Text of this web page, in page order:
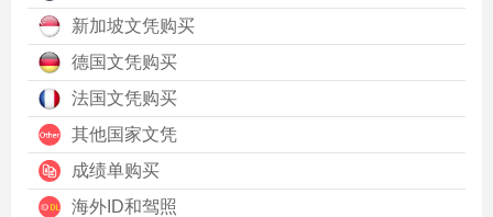
新加坡文凭购买
德国文凭购买
法国文凭购买
其他国家文凭
成绩单购买
海外ID和驾照